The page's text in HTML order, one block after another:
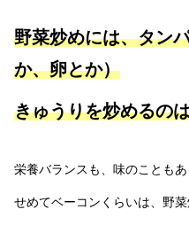
野菜炒めには、タン
か、卵とか）
きゅうりを炒めるの
栄養バランスも、味のこともあ
せめてベーコンくらいは、野菜